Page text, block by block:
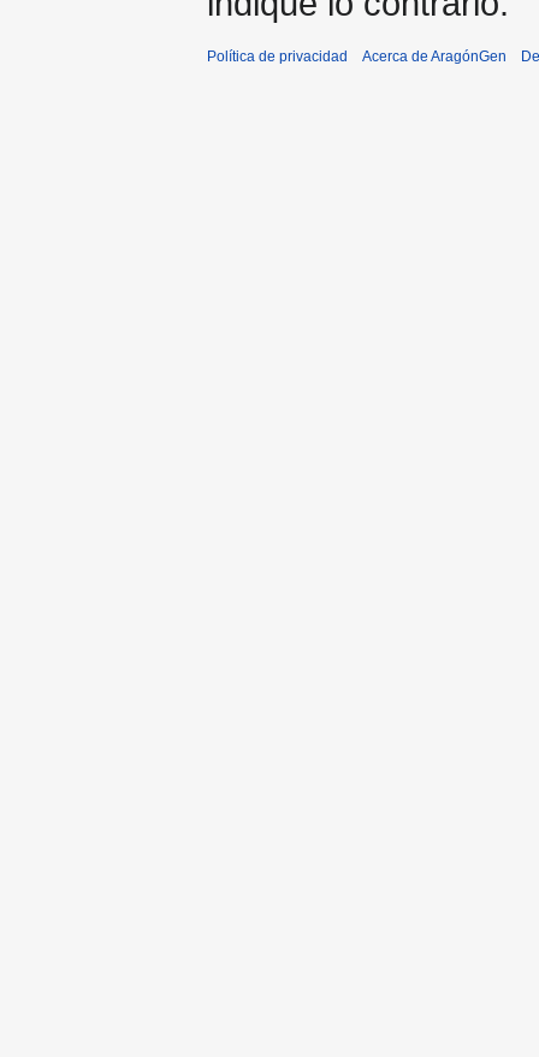
Política de privacidad Acerca de AragónGen